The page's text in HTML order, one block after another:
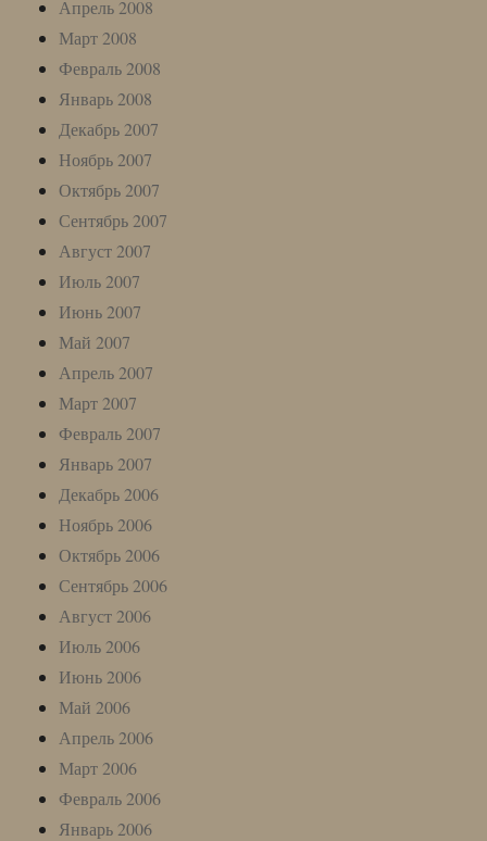
Апрель 2008
Март 2008
Февраль 2008
Январь 2008
Декабрь 2007
Ноябрь 2007
Октябрь 2007
Сентябрь 2007
Август 2007
Июль 2007
Июнь 2007
Май 2007
Апрель 2007
Март 2007
Февраль 2007
Январь 2007
Декабрь 2006
Ноябрь 2006
Октябрь 2006
Сентябрь 2006
Август 2006
Июль 2006
Июнь 2006
Май 2006
Апрель 2006
Март 2006
Февраль 2006
Январь 2006